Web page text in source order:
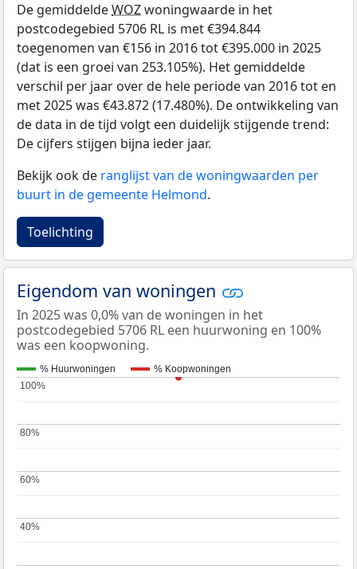
De gemiddeldeWOZwoningwaarde in het
postcodegebied 5706 RL is met €394.844
toegenomen van €156 in 2016 tot €395.000 in 2025
(dat is een groei van 253.105%). Het gemiddelde
verschil per jaar over de hele periode van 2016 tot en
met 2025 was €43.872 (17.480%). De ontwikkeling van
de data in de tijd volgt een duidelijk stijgende trend:
De cijfers stijgen bijna ieder jaar.
Bekijk ook de ranglijst van de woningwaarden per
buurt in de gemeente Helmond.
Toelichting
Eigendom van woningen
In 2025 was 0,0% van de woningen in het
postcodegebied 5706 RL een huurwoning en 100%
was een koopwoning.
% Huurwoningen % Koopwoningen
40%
40%
60%
60%
80%
80%
100%
100%